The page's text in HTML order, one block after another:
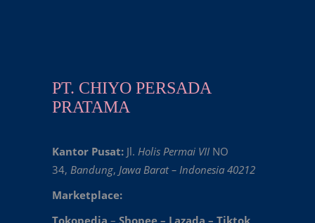
PT. CHIYO PERSADA
PRATAMA
Kantor Pusat: Jl. Holis Permai VII NO
34, Bandung, Jawa Barat – Indonesia 40212
Marketplace:
Tokopedia – Shopee – Lazada – Tiktok